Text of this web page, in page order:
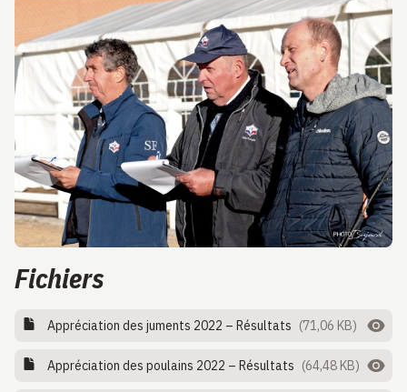
Fichiers
Appréciation des juments 2022 – Résultats (71,06 KB)
Appréciation des poulains 2022 – Résultats (64,48 KB)